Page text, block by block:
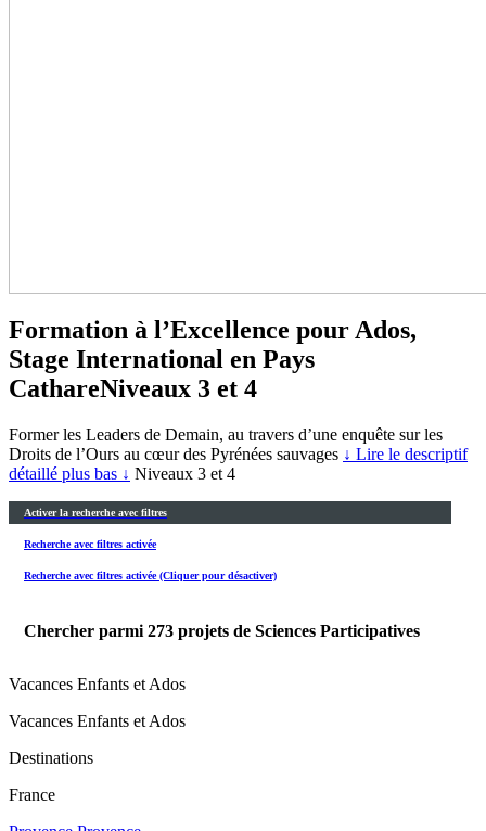
Formation à l’Excellence pour Ados,
Stage International en Pays
CathareNiveaux 3 et 4
Former les Leaders de Demain, au travers d’une enquête sur les
Droits de l’Ours au cœur des Pyrénées sauvages ↓ Lire le descriptif
détaillé plus bas ↓ Niveaux 3 et 4
Activer la recherche avec filtres
Recherche avec filtres activée
Recherche avec filtres activée (Cliquer pour désactiver)
Chercher parmi 273 projets de Sciences Participatives
Vacances Enfants et Ados
Vacances Enfants et Ados
Destinations
France